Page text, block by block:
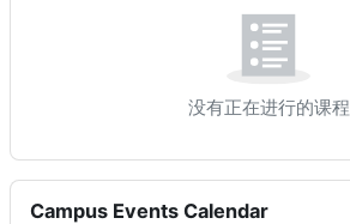
没有正在进行的课程
跳过 Campus Events Calendar
Campus Events Calendar